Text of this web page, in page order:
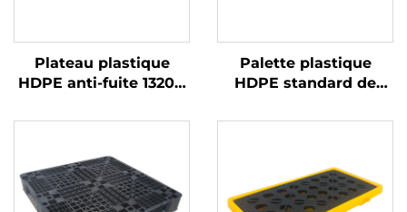
Plateau plastique
HDPE anti-fuite 1320 *
stockage de fûts
peut contenir 4 fûts de
200 L.
Palette plastique
HDPE standard de
1100 mm, modèle 1111
l'empilement en usine,
en supermarché, sur
rayonnages ou à plat.